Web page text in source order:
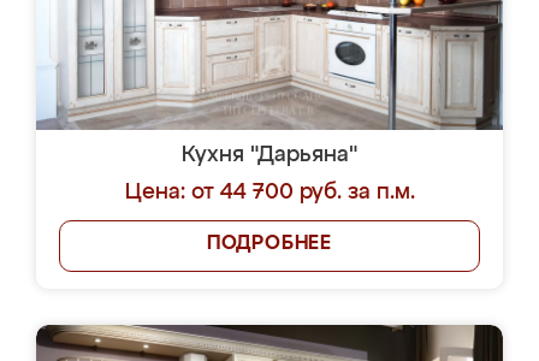
Кухня "Дарьяна"
Цена: от 44 700 руб. за п.м.
ПОДРОБНЕЕ